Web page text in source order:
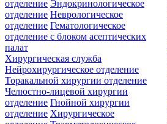
отделение Эндокринологическое
отделение Неврологическое
отделение Гематологическое
отделение c блоком асептических
палат
Хирургическая служба
Нейрохирургическое отделение
Торакальной хирургии отделение
Челюстно-лицевой хирургии
отделение Гнойной хирургии
отделение Хирургическое